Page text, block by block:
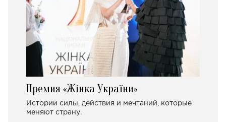
Премия «Жінка України»
Истории силы, действия и мечтаний, которые
меняют страну.